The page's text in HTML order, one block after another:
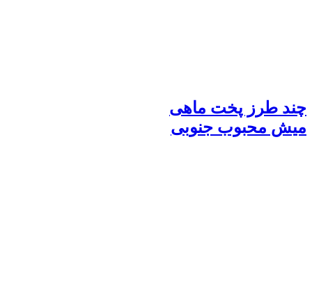
چند طرز پخت ماهی
میش محبوب جنوبی